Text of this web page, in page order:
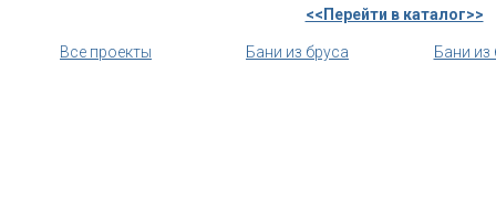
<<Перейти в каталог>>
Все проекты Бани из бруса Бани из